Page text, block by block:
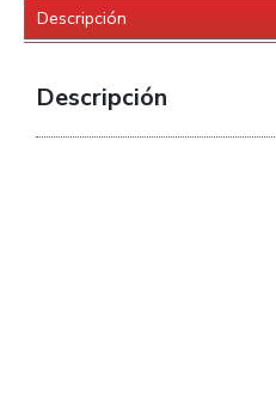
Descripción
Descripción